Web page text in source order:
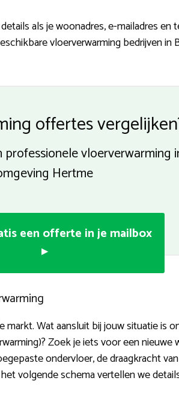
als je woonadres, e-mailadres
vloerverwarming bedrijven in
offertes
vloerverwarming
Hertme
een offerte in je mailbox
▸
Wat aansluit bij jouw situatie is
Zoek je iets voor een nieuwe
ondervloer, de draagkracht
volgende schema vertellen we